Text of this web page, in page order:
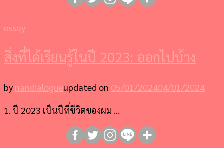
essay
สิ่งที่ได้เรียนรู้ในปี 2023: ออกไปบ้าง
by nandialogueupdated on 05/01/202404/01/2024
1. ปี 2023 เป็นปีที่ชีวิตของผม …